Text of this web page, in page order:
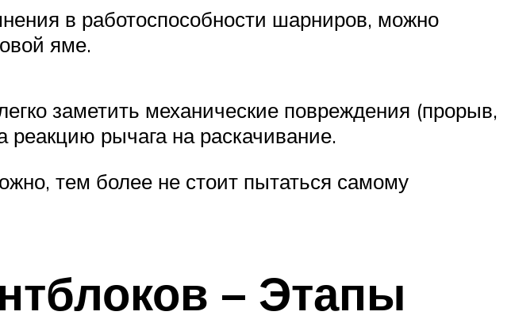
в работоспособности шарниров, можно
яме.
заметить механические повреждения (прорыв,
рычага на раскачивание.
тем более не стоит пытаться самому
– Этапы